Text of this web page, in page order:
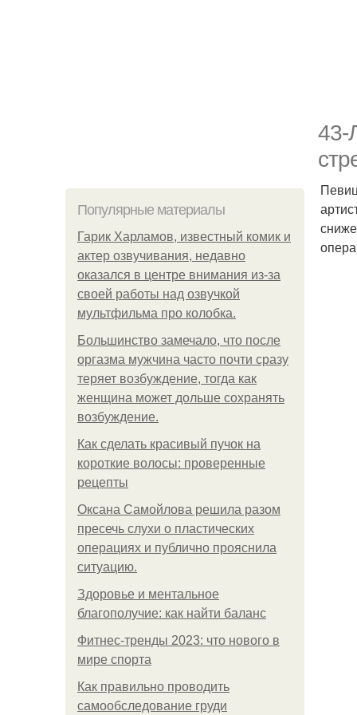
43-
Популярные материалы
Гарик Харламов, известный комик и
актер озвучивания, недавно
оказался в центре внимания из-за
своей работы над озвучкой
мультфильма про колобка.
Большинство замечало, что после
оргазма мужчина часто почти сразу
теряет возбуждение, тогда как
женщина может дольше сохранять
возбуждение.
Как сделать красивый пучок на
короткие волосы: проверенные
рецепты
Оксана Самойлова решила разом
пресечь слухи о пластических
операциях и публично прояснила
ситуацию.
Здоровье и ментальное
благополучие: как найти баланс
Фитнес-тренды 2023: что нового в
мире спорта
Как правильно проводить
самообследование груди